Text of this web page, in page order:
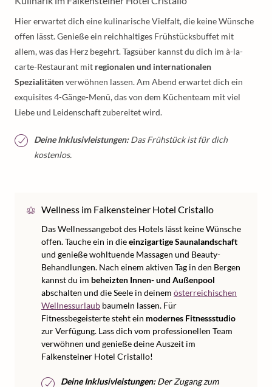
Hier erwartet dich eine kulinarische Vielfalt, die keine Wünsche
offen lässt. Genieße ein reichhaltiges Frühstücksbuffet mit
allem, was das Herz begehrt. Tagsüber kannst du dich im à-la-
carte-Restaurant mit regionalen und internationalen
Spezialitätenverwöhnen lassen. Am Abend erwartet dich ein
exquisites 4-Gänge-Menü, das von dem Küchenteam mit viel
Liebe und Leidenschaft zubereitet wird.
Deine Inklusivleistungen:Das Frühstück ist für dich
kostenlos.
Wellness im Falkensteiner Hotel Cristallo
Das Wellnessangebot des Hotels lässt keine Wünsche
offen. Tauche ein in dieeinzigartige Saunalandschaft
und genieße wohltuende Massagen und Beauty-
Behandlungen. Nach einem aktiven Tag in den Bergen
kannst du im beheizten Innen- und Außenpool
abschalten und die Seele in deinem österreichischen
Wellnessurlaub baumeln lassen. Für
Fitnessbegeisterte steht ein modernes Fitnessstudio
zur Verfügung. Lass dich vom professionellen Team
verwöhnen und genieße deine Auszeit im
Falkensteiner Hotel Cristallo!
Deine Inklusivleistungen:Der Zugang zum